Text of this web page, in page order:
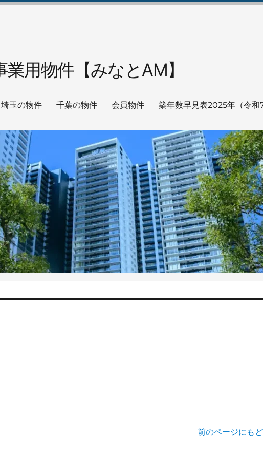
用物件【みなとAM】
埼玉の物件 千葉の物件 会員物件 築年数早見表2025年（令和
前のページにも